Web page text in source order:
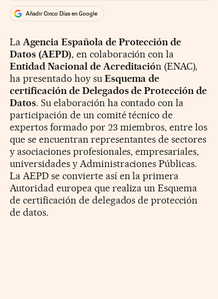
Añadir Cinco Días en Google
La Agencia Española de Protección de
Datos (AEPD), en colaboración con la
Entidad Nacional de Acreditación (ENAC),
ha presentado hoy su Esquema de
certificación de Delegados de Protección de
Datos. Su elaboración ha contado con la
participación de un comité técnico de
expertos formado por 23 miembros, entre los
que se encuentran representantes de sectores
y asociaciones profesionales, empresariales,
universidades y Administraciones Públicas.
La AEPD se convierte así en la primera
Autoridad europea que realiza un Esquema
de certificación de delegados de protección
de datos.